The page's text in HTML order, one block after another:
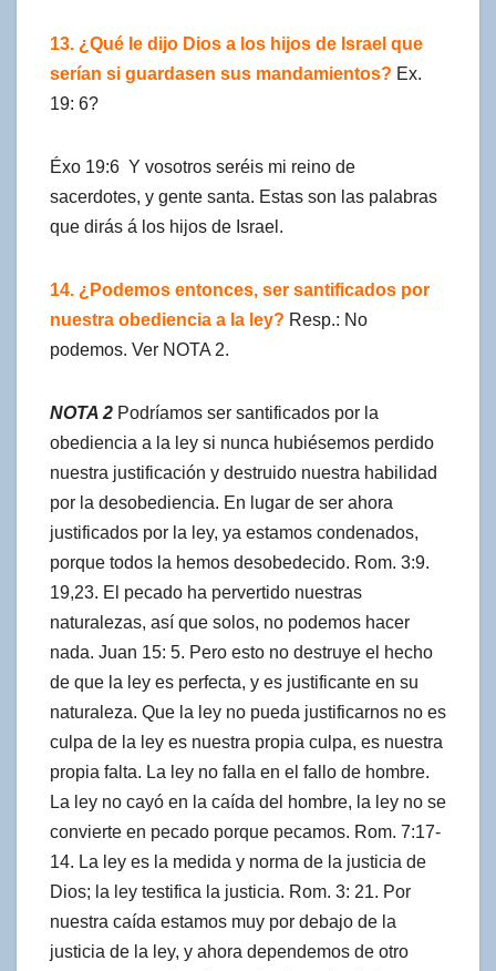
13. ¿Qué le dijo Dios a los hijos de Israel que
serían si guardasen sus mandamientos? Ex.
19: 6?
Éxo 19:6 Y vosotros seréis mi reino de
sacerdotes, y gente santa. Estas son las palabras
que dirás á los hijos de Israel.
14. ¿Podemos entonces, ser santificados por
nuestra obediencia a la ley? Resp.: No
podemos. Ver NOTA 2.
NOTA 2 Podríamos ser santificados por la
obediencia a la ley si nunca hubiésemos perdido
nuestra justificación y destruido nuestra habilidad
por la desobediencia. En lugar de ser ahora
justificados por la ley, ya estamos condenados,
porque todos la hemos desobedecido. Rom. 3:9.
19,23. El pecado ha pervertido nuestras
naturalezas, así que solos, no podemos hacer
nada. Juan 15: 5. Pero esto no destruye el hecho
de que la ley es perfecta, y es justificante en su
naturaleza. Que la ley no pueda justificarnos no es
culpa de la ley es nuestra propia culpa, es nuestra
propia falta. La ley no falla en el fallo de hombre.
La ley no cayó en la caída del hombre, la ley no se
convierte en pecado porque pecamos. Rom. 7:17-
14. La ley es la medida y norma de la justicia de
Dios; la ley testifica la justicia. Rom. 3: 21. Por
nuestra caída estamos muy por debajo de la
justicia de la ley, y ahora dependemos de otro